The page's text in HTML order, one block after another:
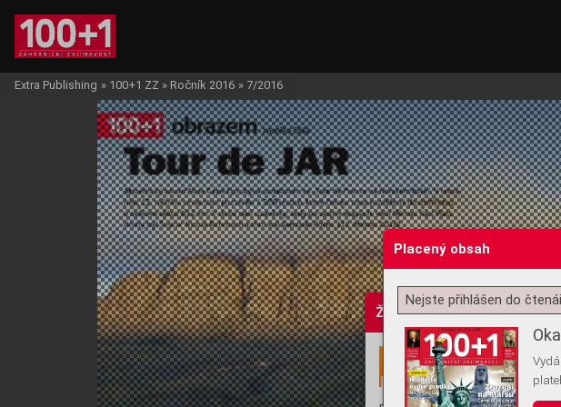
Žádost o souhlas s
Extra Publishing » 100+1 ZZ » Ročník 2016 » 7/2016
Placený obsah
Nejste přihlášen do